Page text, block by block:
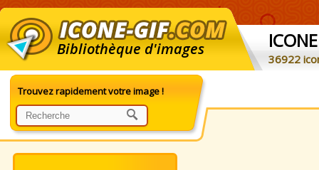
Bibliothèque d'images ICONE
36922
Trouvez rapidement votre image !